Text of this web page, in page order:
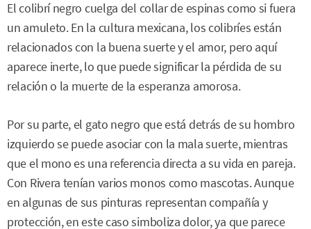
El colibrí negro cuelga del collar de espinas como si fuera
un amuleto. En la cultura mexicana, los colibríes están
relacionados con la buena suerte y el amor, pero aquí
aparece inerte, lo que puede significar la pérdida de su
relación o la muerte de la esperanza amorosa.
Por su parte, el gato negro que está detrás de su hombro
izquierdo se puede asociar con la mala suerte, mientras
que el mono es una referencia directa a su vida en pareja.
Con Rivera tenían varios monos como mascotas. Aunque
en algunas de sus pinturas representan compañía y
protección, en este caso simboliza dolor, ya que parece